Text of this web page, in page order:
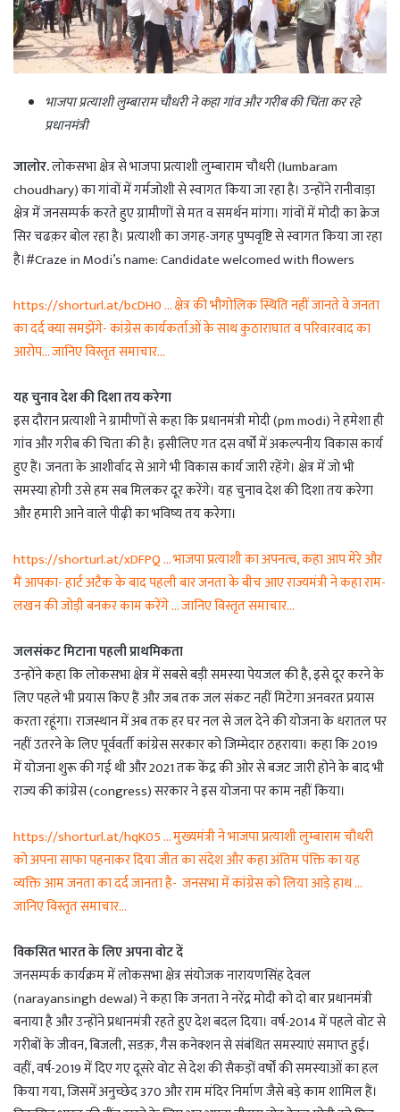
भाजपा प्रत्याशी लुम्बाराम चौधरी ने कहा गांव और गरीब की चिंता कर रहे
प्रधानमंत्री
जालोर.लोकसभा क्षेत्र से भाजपा प्रत्याशी लुम्बाराम चौधरी (lumbaram
choudhary) का गांवों में गर्मजोशी से स्वागत किया जा रहा है। उन्होंने रानीवाड़ा
क्षेत्र में जनसम्पर्क करते हुए ग्रामीणों से मत व समर्थन मांगा। गांवों में मोदी का क्रेज
सिर चढक़र बोल रहा है। प्रत्याशी का जगह-जगह पुष्पवृष्टि से स्वागत किया जा रहा
है।#Craze in Modi’s name: Candidate welcomed with flowers
https://shorturl.at/bcDH0 … क्षेत्र की भौगोलिक स्थिति नहीं जानते वे जनता
का दर्द क्या समझेंगे- कांग्रेस कार्यकर्ताओं के साथ कुठाराघात व परिवारवाद का
आरोप… जानिए विस्तृत समाचार…
यह चुनाव देश की दिशा तय करेगा
इस दौरान प्रत्याशी ने ग्रामीणों से कहा कि प्रधानमंत्री मोदी (pm modi) ने हमेशा ही
गांव और गरीब की चिता की है। इसीलिए गत दस वर्षों में अकल्पनीय विकास कार्य
हुए हैं। जनता के आशीर्वाद से आगे भी विकास कार्य जारी रहेंगे। क्षेत्र में जो भी
समस्या होगी उसे हम सब मिलकर दूर करेंगे। यह चुनाव देश की दिशा तय करेगा
और हमारी आने वाले पीढ़ी का भविष्य तय करेगा।
https://shorturl.at/xDFPQ … भाजपा प्रत्याशी का अपनत्व, कहा आप मेरे और
मैं आपका- हार्ट अटैक के बाद पहली बार जनता के बीच आए राज्यमंत्री ने कहा राम-
लखन की जोड़ी बनकर काम करेंगे … जानिए विस्तृत समाचार…
जलसंकट मिटाना पहली प्राथमिकता
उन्होंने कहा कि लोकसभा क्षेत्र में सबसे बड़ी समस्या पेयजल की है, इसे दूर करने के
लिए पहले भी प्रयास किए हैं और जब तक जल संकट नहीं मिटेगा अनवरत प्रयास
करता रहूंगा। राजस्थान में अब तक हर घर नल से जल देने की योजना के धरातल पर
नहीं उतरने के लिए पूर्ववर्ती कांग्रेस सरकार को जिम्मेदार ठहराया। कहा कि 2019
में योजना शुरू की गई थी और 2021 तक केंद्र की ओर से बजट जारी होने के बाद भी
राज्य की कांग्रेस (congress) सरकार ने इस योजना पर काम नहीं किया।
https://shorturl.at/hqK05 … मुख्यमंत्री ने भाजपा प्रत्याशी लुम्बाराम चौधरी
को अपना साफा पहनाकर दिया जीत का संदेश और कहा अंतिम पंक्ति का यह
व्यक्ति आम जनता का दर्द जानता है- जनसभा में कांग्रेस को लिया आड़े हाथ …
जानिए विस्तृत समाचार…
विकसित भारत के लिए अपना वोट दें
जनसम्पर्क कार्यक्रम में लोकसभा क्षेत्र संयोजक नारायणसिंह देवल
(narayansingh dewal) ने कहा कि जनता ने नरेंद्र मोदी को दो बार प्रधानमंत्री
बनाया है और उन्होंने प्रधानमंत्री रहते हुए देश बदल दिया। वर्ष-2014 में पहले वोट से
गरीबों के जीवन, बिजली, सडक़, गैस कनेक्शन से संबंधित समस्याएं समाप्त हुई।
वहीं, वर्ष-2019 में दिए गए दूसरे वोट से देश की सैकड़ों वर्षों की समस्याओं का हल
किया गया, जिसमें अनुच्छेद 370 और राम मंदिर निर्माण जैसे बड़े काम शामिल हैं।